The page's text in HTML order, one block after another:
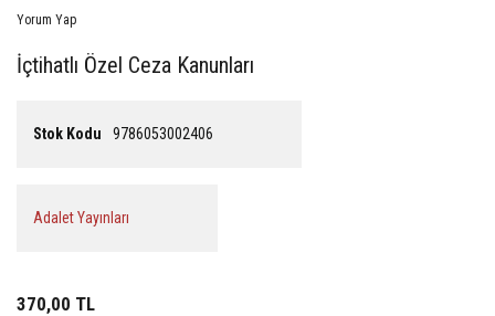
Yorum Yap
İçtihatlı Özel Ceza Kanunları
Stok Kodu 9786053002406
Adalet Yayınları
370,00 TL